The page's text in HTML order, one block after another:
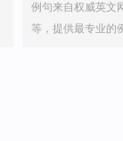
例句来自权威英文
等，提供最专业的